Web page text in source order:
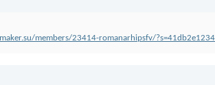
members/23414-romanarhipsfv/